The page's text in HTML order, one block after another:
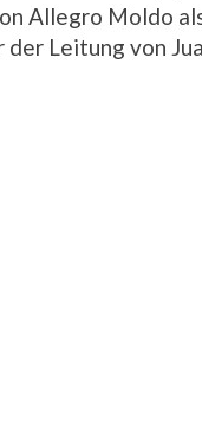
Allegro Moldo
Leitung von